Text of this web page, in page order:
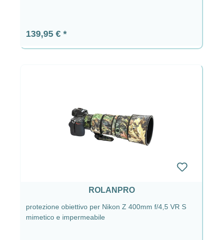
Prezzo normale:
139,95 €
ROLANPRO
protezione obiettivo per Nikon Z 400mm f/4,5 VR S
mimetico e impermeabile